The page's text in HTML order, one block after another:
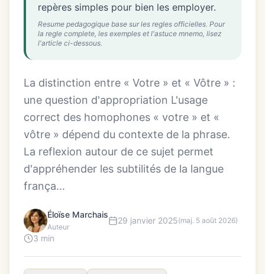
repères simples pour bien les employer.
Resume pedagogique base sur les regles officielles. Pour
la regle complete, les exemples et l'astuce mnemo, lisez
l'article ci-dessous.
La distinction entre « Votre » et « Vôtre » :
une question d'appropriation L'usage
correct des homophones « votre » et «
vôtre » dépend du contexte de la phrase.
La reflexion autour de ce sujet permet
d'appréhender les subtilités de la langue
frança...
Éloïse Marchais
Auteur
29 janvier 2025(maj. 5 août 2026)
3 min